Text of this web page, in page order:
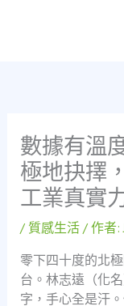
數據有溫
極地抉擇
工業真實
/ 質感生活/ 作者:
零下四十度的北
台。林志遠（化
字，手心全是汗